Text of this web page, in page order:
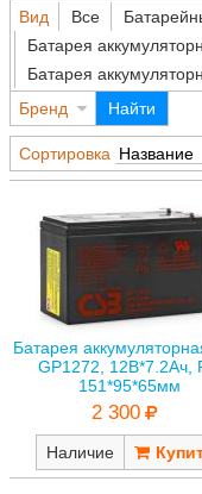
Вид Все
Батарея
Батарея
Бренд
Найти
Сортировка Название
Батарея
GP1272, 12В*7.2Ач,
151*95*65мм
2 300
Наличие